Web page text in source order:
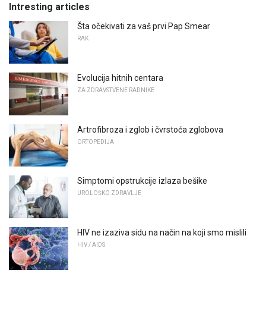
Intresting articles
Šta očekivati ​​za vaš prvi Pap Smear
RAK
Evolucija hitnih centara
ZA ZDRAVSTVENE RADNIKE
Artrofibroza i zglob i čvrstoća zglobova
ORTOPEDIJA
Simptomi opstrukcije izlaza bešike
UROLOŠKO ZDRAVLJE
HIV ne izaziva sidu na način na koji smo mislili
HIV / AIDS